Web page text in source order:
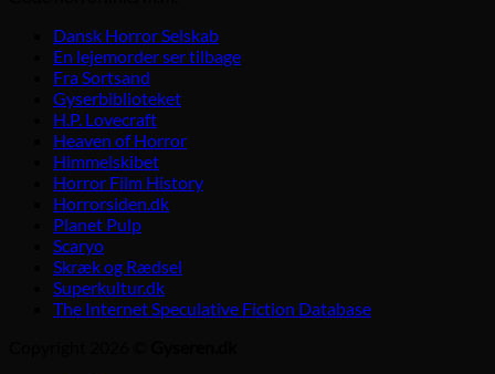
Dansk Horror Selskab
En lejemorder ser tilbage
Fra Sortsand
Gyserbiblioteket
H.P. Lovecraft
Heaven of Horror
Himmelskibet
Horror Film History
Horrorsiden.dk
Planet Pulp
Scaryo
Skræk og Rædsel
Superkultur.dk
The Internet Speculative Fiction Database